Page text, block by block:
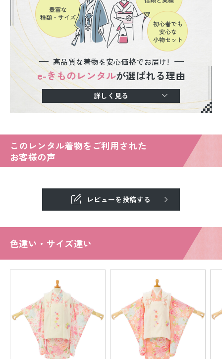
高品質な着物を安心価格でお届け!
e-きものレンタルが選ばれる理由
詳しく見る
このレンタル着物をご利用された
お客様の声
レビューを投稿する
色違い・サイズ違い